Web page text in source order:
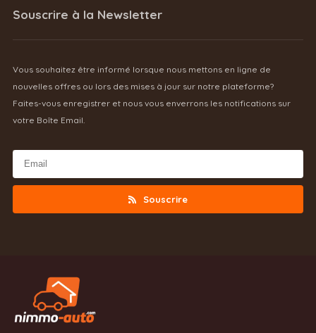
Souscrire à la Newsletter
Vous souhaitez être informé lorsque nous mettons en ligne de
nouvelles offres ou lors des mises à jour sur notre plateforme?
Faites-vous enregistrer et nous vous enverrons les notifications sur
votre Boîte Email.
Souscrire